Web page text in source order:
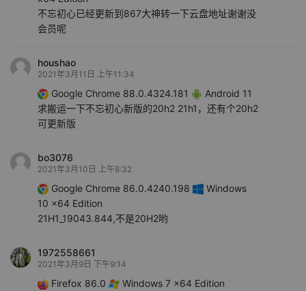
不忘初心已经更新到867大神转一下云盘地址谢谢没
会员呢
houshao
2021年3月11日 上午11:34
Google Chrome 88.0.4324.181
Android 11
求搬运一下不忘初心新版的20h2 21h1，还有个20h2
可更新版
bo3076
2021年3月10日 上午8:32
Google Chrome 86.0.4240.198
Windows
10 x64 Edition
21H1_19043.844,不是20H2哟
1972558661
2021年3月9日 下午9:14
Firefox 86.0
Windows 7 x64 Edition